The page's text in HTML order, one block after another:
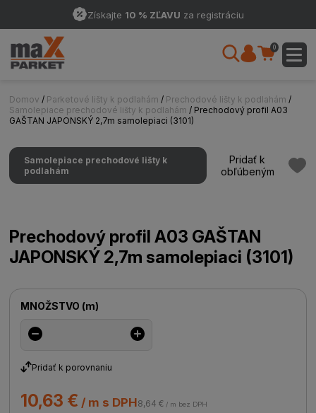
Získajte 10 % ZĽAVU za registráciu
0
Domov / Parketové lišty k podlahám / Prechodové lišty k podlahám /
Samolepiace prechodové lišty k podlahám / Prechodový profil A03
GAŠTAN JAPONSKÝ 2,7m samolepiaci (3101)
Samolepiace prechodové lišty k
podlahám
Pridať k
obľúbeným
Prechodový profil A03 GAŠTAN
JAPONSKÝ 2,7m samolepiaci (3101)
MNOŽSTVO (m)
Pridať k porovnaniu
10,63 € / m s DPH8,64 € / m bez DPH